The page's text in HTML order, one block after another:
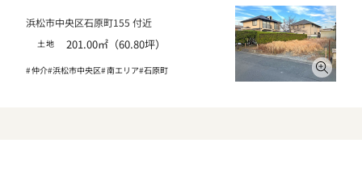
浜松市中央区石原町155 付近
土地 201.00㎡（60.80坪）
仲介 浜松市中央区 南エリア 石原町